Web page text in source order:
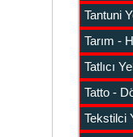
Tantuni
Tarım -
Tatlıcı
Tatto -
Tekstilci